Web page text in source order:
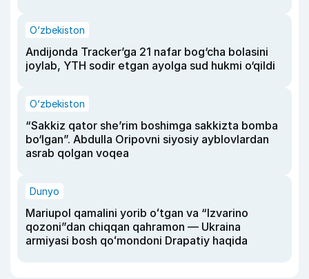
O‘zbekiston
Andijonda Tracker’ga 21 nafar bog‘cha bolasini
joylab, YTH sodir etgan ayolga sud hukmi o‘qildi
O‘zbekiston
“Sakkiz qator she’rim boshimga sakkizta bomba
bo‘lgan”. Abdulla Oripovni siyosiy ayblovlardan
asrab qolgan voqea
Dunyo
Mariupol qamalini yorib oʻtgan va “Izvarino
qozoni”dan chiqqan qahramon — Ukraina
armiyasi bosh qoʻmondoni Drapatiy haqida